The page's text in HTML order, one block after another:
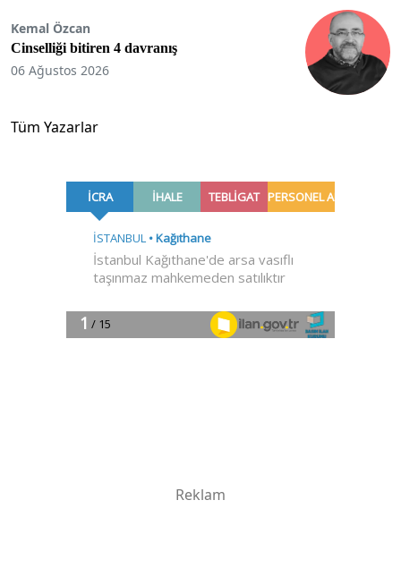
Kemal Özcan
Cinselliği bitiren 4 davranış
06 Ağustos 2026
Tüm Yazarlar